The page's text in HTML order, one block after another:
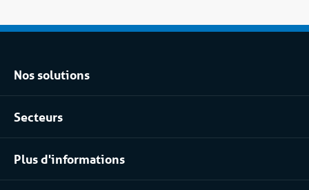
Nos solutions
Location climatisation réversible
Location chambres positives et négatives
Location pour les process industriels
Secteurs
Agroalimentaire
Pharma
Industrie chimique
Plus d'informations
À propos de nous